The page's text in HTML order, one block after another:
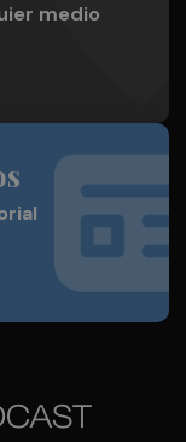
medio